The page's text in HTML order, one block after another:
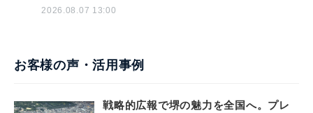
2026.08.07 13:00
お客様の声・活用事例
戦略的広報で堺の魅力を全国へ。プレ